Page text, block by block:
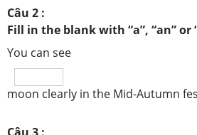
Câu 2 :
Fill in the blank with “a”, “an” or
You can see
moon clearly in the Mid-Autumn